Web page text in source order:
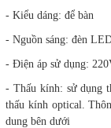
- Kiểu dáng: để bàn
- Nguồn sáng: đèn
- Điện áp sử dụng:
- Thấu kính: sử dụng
thấu kính optical.
dung bên dưới